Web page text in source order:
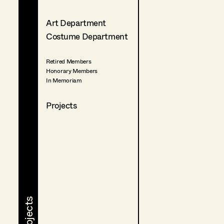
Art Department
Costume Department
Retired Members
Honorary Members
In Memoriam
Projects